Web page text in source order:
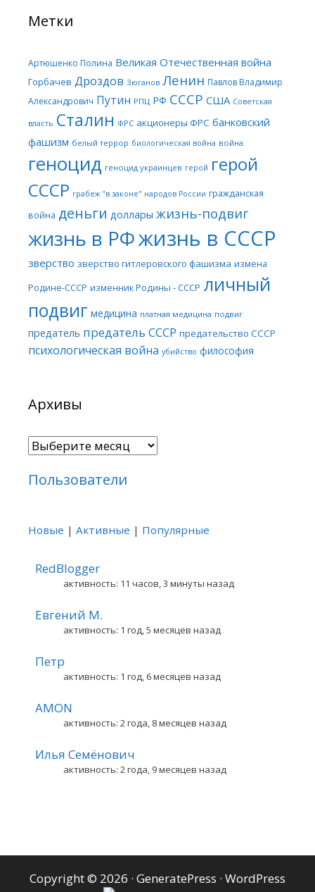
Метки
Артюшенко Полина Великая Отечественная война
Горбачев Дроздов Зюганов Ленин Павлов Владимир
Александрович Путин РПЦ РФ СССР США Советская
власть Сталин ФРС акционеры ФРС банковский
фашизм белый террор биологическая война война
геноцид геноцид украинцев герой герой
СССР грабеж "в законе" народов России гражданская
война деньги доллары жизнь-подвиг
жизнь в РФжизнь в СССР
зверство зверство гитлеровского фашизма измена
Родине-СССР изменник Родины - СССР личный
подвиг медицина платная медицина подвиг
предатель предатель СССР предательство СССР
психологическая война убийство философия
Архивы
Архивы
Пользователи
Новые | Активные | Популярные
RedBlogger
активность: 11 часов, 3 минуты назад
Евгений М.
активность: 1 год, 5 месяцев назад
Петр
активность: 1 год, 6 месяцев назад
AMON
активность: 2 года, 8 месяцев назад
Илья Семёнович
активность: 2 года, 9 месяцев назад
Copyright © 2026 · GeneratePress · WordPress